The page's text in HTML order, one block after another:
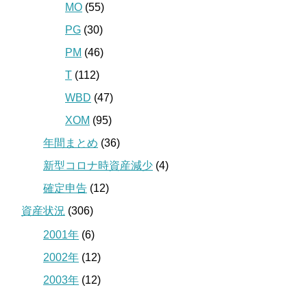
MO (55)
PG (30)
PM (46)
T (112)
WBD (47)
XOM (95)
年間まとめ (36)
新型コロナ時資産減少 (4)
確定申告 (12)
資産状況 (306)
2001年 (6)
2002年 (12)
2003年 (12)